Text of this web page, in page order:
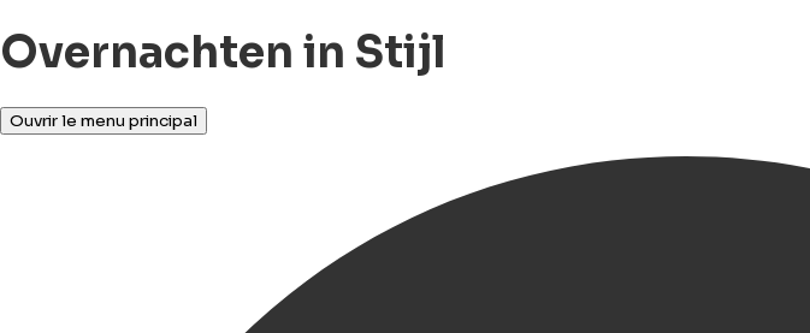
Overnachten in Stijl
Ouvrir le menu principal